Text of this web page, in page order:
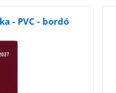
- PVC - bordó